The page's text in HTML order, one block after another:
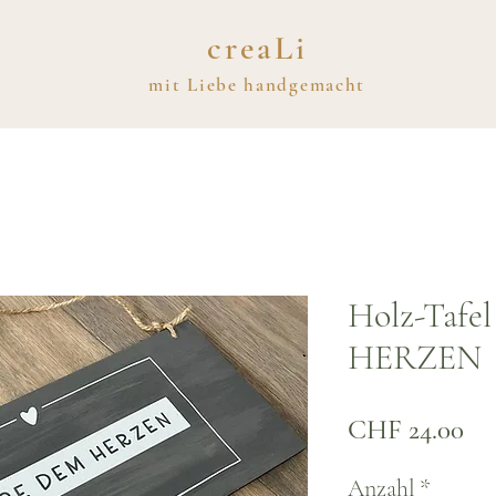
creaLi
mit Liebehandgemacht
Holz-
HERZEN
CHF 24.00
Anzahl *